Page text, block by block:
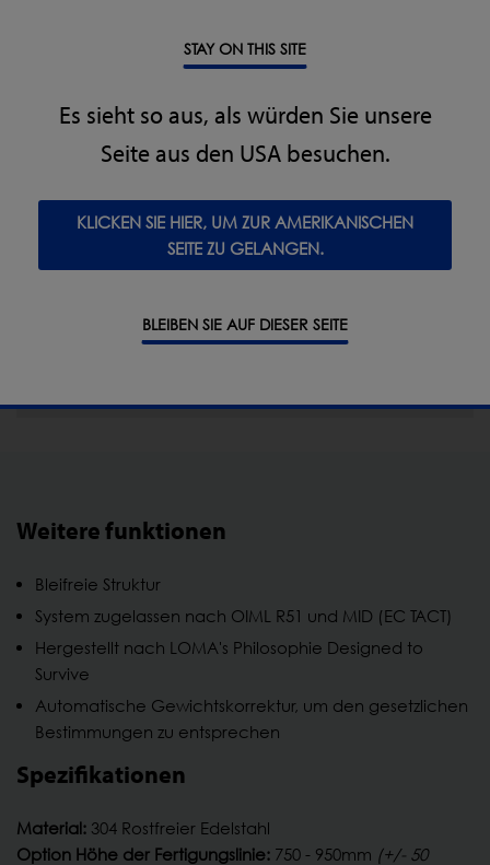
STAY ON THIS SITE
Es sieht so aus, als würden Sie unsere
Seite aus den USA besuchen.
KLICKEN SIE HIER, UM ZUR AMERIKANISCHEN
SEITE ZU GELANGEN.
BLEIBEN SIE AUF DIESER SEITE
Ihr perfektes Inspektionssystem – ganz nach
Teilen Sie uns Ihre Anforderungen mit und erhalten
Sie ein passgenaues Angebot.
Weitere funktionen
Bleifreie Struktur
System zugelassen nach OIML R51 und MID (EC TACT)
Hergestellt nach LOMA's Philosophie Designed to
Survive
Automatische Gewichtskorrektur, um den gesetzlichen
Bestimmungen zu entsprechen
Spezifikationen
Material: 304 Rostfreier Edelstahl
Option Höhe der Fertigungslinie: 750 - 950mm (+/- 50